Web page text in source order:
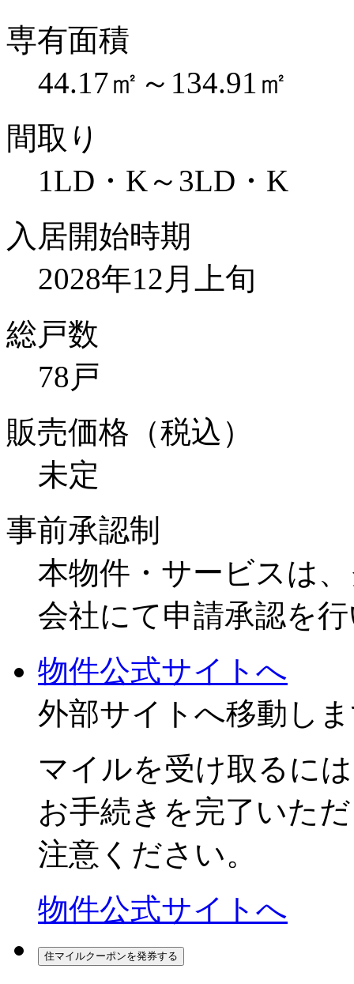
専有面積
44.17㎡～134.91㎡
間取り
1LD・K～3LD・K
入居開始時期
2028年12月上旬
総戸数
78戸
販売価格（税込）
未定
事前承認制
本物件・サービスは
会社にて申請承認を
物件公式サイトへ
外部サイトへ移動し
マイルを受け取るに
お手続きを完了いた
注意ください。
物件公式サイトへ
住マイルクーポンを発券する